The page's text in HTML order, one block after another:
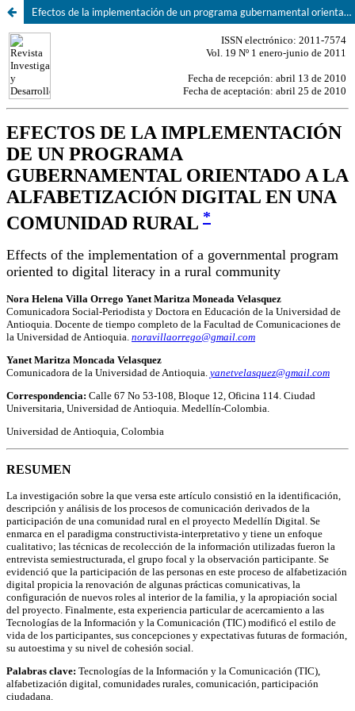
Efectos de la implementación de un programa gubernamental orientado a la alfabetización digital en una comunidad rural